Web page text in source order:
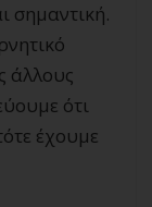
σημαντική.
άλλους
ότι
έχουμε